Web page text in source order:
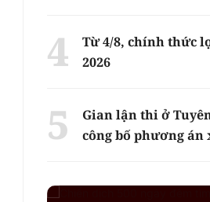
Từ 4/8, chính thức
2026
Gian lận thi ở
công bố phương án